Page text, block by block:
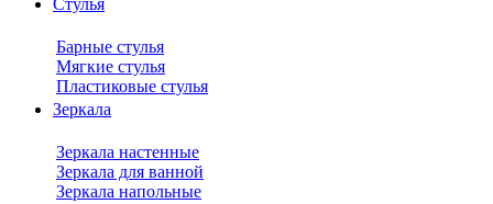
Стулья
Барные стулья
Мягкие стулья
Пластиковые стулья
Зеркала
Зеркала настенные
Зеркала для ванной
Зеркала напольные